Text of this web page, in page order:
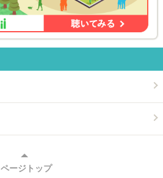
ページトップ